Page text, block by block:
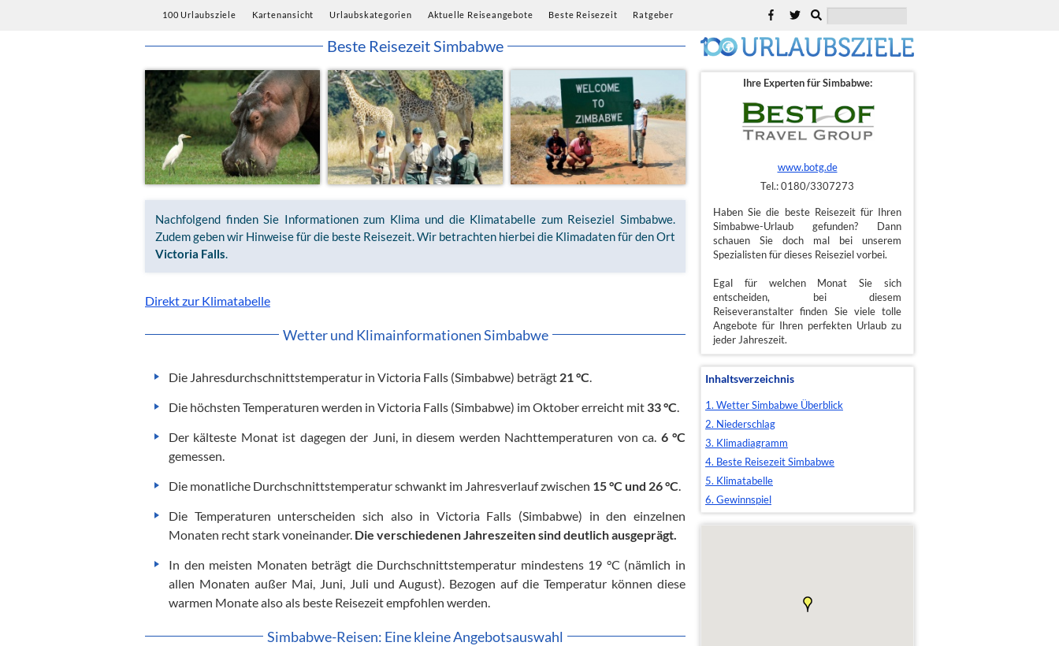
100 Urlaubsziele Kartenansicht Urlaubskategorien Aktuelle Reiseangebote Beste Reisezeit Ratgeber
Beste Reisezeit Simbabwe
Nachfolgend finden Sie Informationen zum Klima und die Klimatabelle zum Reiseziel Simbabwe.
Zudem geben wir Hinweise für die beste Reisezeit. Wir betrachten hierbei die Klimadaten für den Ort
Victoria Falls.
Direkt zur Klimatabelle
Wetter und Klimainformationen Simbabwe
Die Jahresdurchschnittstemperatur in Victoria Falls (Simbabwe) beträgt 21 °C.
Die höchsten Temperaturen werden in Victoria Falls (Simbabwe) im Oktober erreicht mit 33 °C.
Der kälteste Monat ist dagegen der Juni, in diesem werden Nachttemperaturen von ca. 6 °C
gemessen.
Die monatliche Durchschnittstemperatur schwankt im Jahresverlauf zwischen 15 °C und 26 °C.
Die Temperaturen unterscheiden sich also in Victoria Falls (Simbabwe) in den einzelnen
Monaten recht stark voneinander. Die verschiedenen Jahreszeiten sind deutlich ausgeprägt.
In den meisten Monaten beträgt die Durchschnittstemperatur mindestens 19 °C (nämlich in
allen Monaten außer Mai, Juni, Juli und August). Bezogen auf die Temperatur können diese
warmen Monate also als beste Reisezeit empfohlen werden.
Simbabwe-Reisen: Eine kleine Angebotsauswahl
Ihre Experten für Simbabwe:
www.botg.de
Tel.: 0180/3307273
Haben Sie die beste Reisezeit für Ihren
Simbabwe-Urlaub gefunden? Dann
schauen Sie doch mal bei unserem
Spezialisten für dieses Reiseziel vorbei.
Egal für welchen Monat Sie sich
entscheiden, bei diesem
Reiseveranstalter finden Sie viele tolle
Angebote für Ihren perfekten Urlaub zu
jeder Jahreszeit.
Inhaltsverzeichnis
1. Wetter Simbabwe Überblick
2. Niederschlag
3. Klimadiagramm
4. Beste Reisezeit Simbabwe
5. Klimatabelle
6. Gewinnspiel